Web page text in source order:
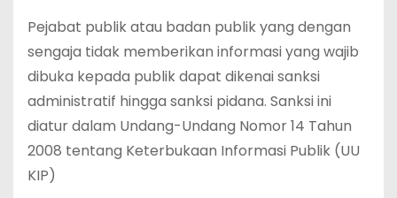
Pejabat publik atau badan publik yang dengan
sengaja tidak memberikan informasi yang wajib
dibuka kepada publik dapat dikenai sanksi
administratif hingga sanksi pidana. Sanksi ini
diatur dalam Undang-Undang Nomor 14 Tahun
2008 tentang Keterbukaan Informasi Publik (UU
KIP)